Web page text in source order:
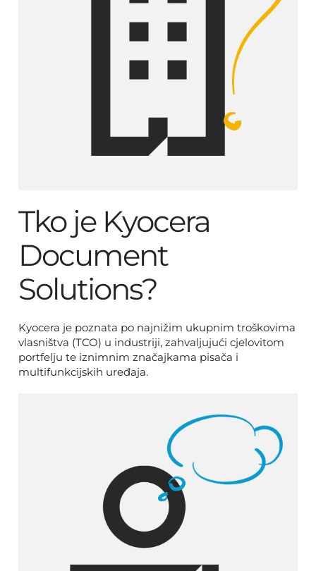
Tko je Kyocera
Document
Solutions?
Kyocera je poznata po najnižim ukupnim troškovima
vlasništva (TCO) u industriji, zahvaljujući cjelovitom
portfelju te iznimnim značajkama pisača i
multifunkcijskih uređaja.